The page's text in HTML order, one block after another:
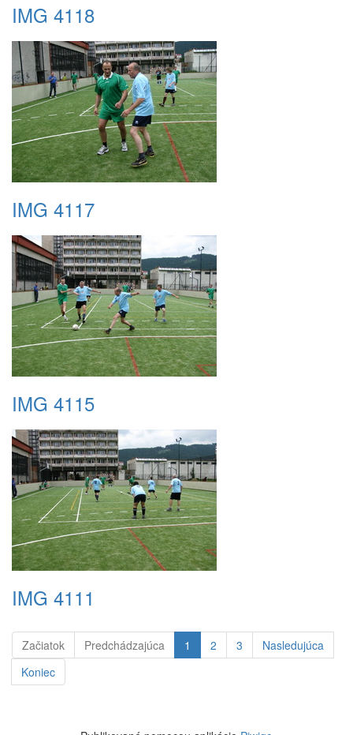
IMG 4118
IMG 4117
IMG 4115
IMG 4111
Začiatok Predchádzajúca 1 2 3
Nasledujúca
Koniec